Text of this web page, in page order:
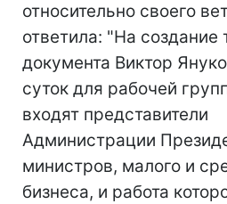
относительно своего
ответила: "На создание
документа Виктор
суток для рабочей
входят представители
Администрации
министров, малого и
бизнеса, и работа